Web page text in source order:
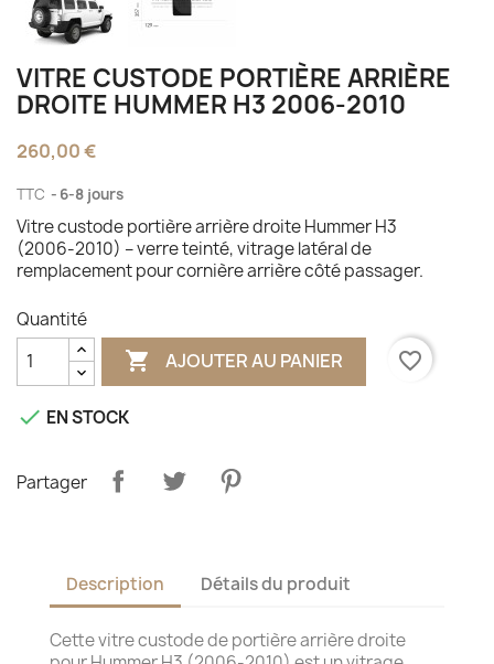
VITRE CUSTODE PORTIÈRE ARRIÈRE
DROITE HUMMER H3 2006-2010
260,00 €
TTC 6-8 jours
Vitre custode portière arrière droite Hummer H3
(2006‑2010) – verre teinté, vitrage latéral de
remplacement pour cornière arrière côté passager.
Quantité
 AJOUTER AU PANIER favorite_border
 EN STOCK
Partager
Description Détails du produit
Cette vitre custode de portière arrière droite